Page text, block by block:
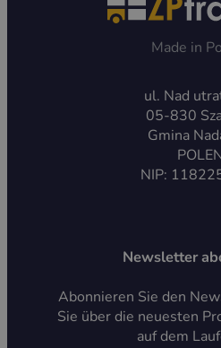
Made in
ul. Nad
05-830
Gmina
NIP:
Newsletter
Abonnieren Sie den
Sie über die neuesten
auf dem